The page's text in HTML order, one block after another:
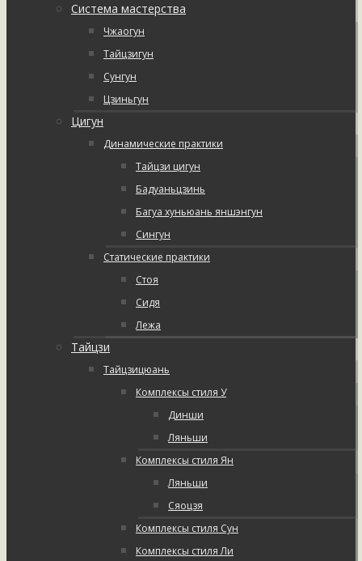
Система мастерства
Чжаогун
Тайцзигун
Сунгун
Цзиньгун
Цигун
Динамические практики
Тайцзи цигун
Бадуаньцзинь
Багуа хуньюань яншэнгун
Сингун
Статические практики
Стоя
Сидя
Лежа
Тайцзи
Тайцзицюань
Комплексы стиля У
Динши
Ляньши
Комплексы стиля Ян
Ляньши
Сяоцзя
Комплексы стиля Сун
Комплексы стиля Ли